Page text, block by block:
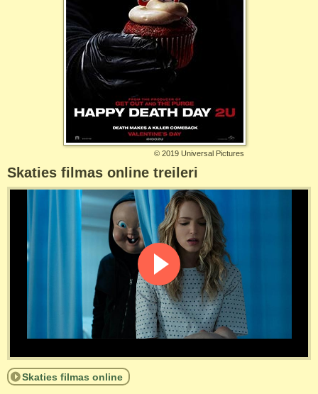
© 2019 Universal Pictures
Skaties filmas online treileri
Skaties filmas online